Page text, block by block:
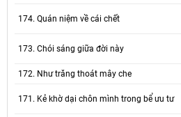
174. Quán niệm về cái chết
173. Chói sáng giữa đời này
172. Như trăng thoát mây che
171. Kẻ khờ dại chôn mình trong bể ưu tư